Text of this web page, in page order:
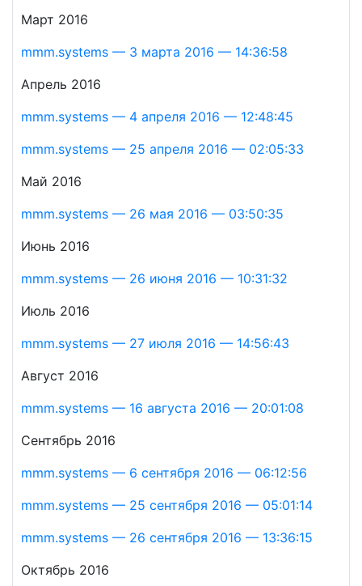
Март 2016
mmm.systems — 3 марта 2016 — 14:36:58
Апрель 2016
mmm.systems — 4 апреля 2016 — 12:48:45
mmm.systems — 25 апреля 2016 — 02:05:33
Май 2016
mmm.systems — 26 мая 2016 — 03:50:35
Июнь 2016
mmm.systems — 26 июня 2016 — 10:31:32
Июль 2016
mmm.systems — 27 июля 2016 — 14:56:43
Август 2016
mmm.systems — 16 августа 2016 — 20:01:08
Сентябрь 2016
mmm.systems — 6 сентября 2016 — 06:12:56
mmm.systems — 25 сентября 2016 — 05:01:14
mmm.systems — 26 сентября 2016 — 13:36:15
Октябрь 2016